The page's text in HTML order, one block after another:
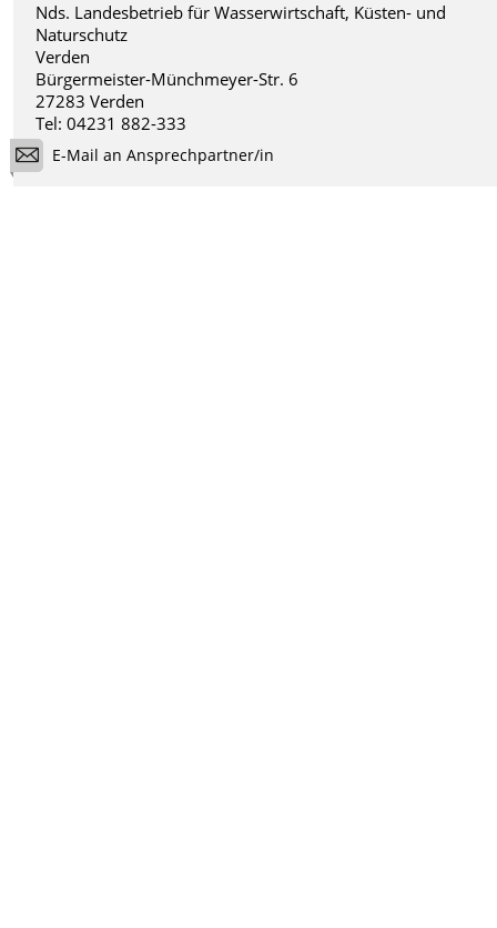
Nds. Landesbetrieb für Wasserwirtschaft, Küsten- und
Naturschutz
Verden
Bürgermeister-Münchmeyer-Str. 6
27283 Verden
Tel: 04231 882-333
E-Mail an Ansprechpartner/in